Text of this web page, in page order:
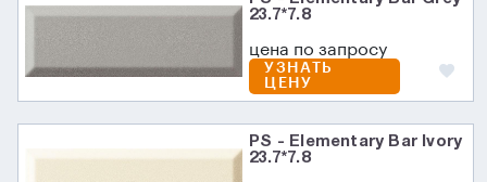
23.7*7.8
цена по запросу
УЗНАТЬ
ЦЕНУ
PS - Elementary Bar Ivory
23.7*7.8